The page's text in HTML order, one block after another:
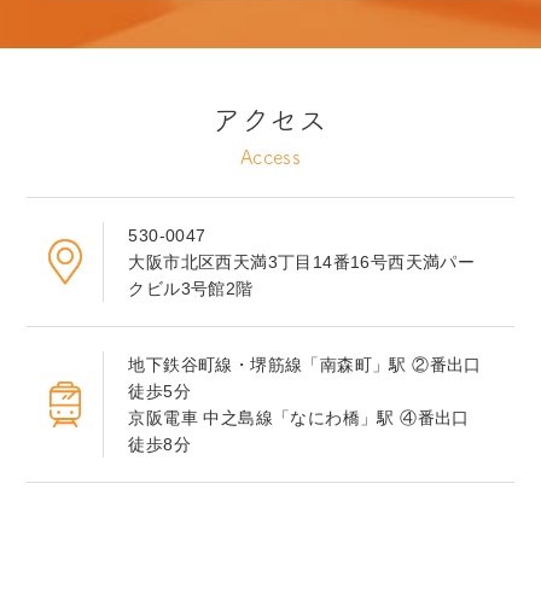
アクセス
Access
530-0047
大阪市北区西天満3丁目14番16号西天満パー
クビル3号館2階
地下鉄谷町線・堺筋線「南森町」駅 ②番出口
徒歩5分
京阪電車 中之島線「なにわ橋」駅 ④番出口
徒歩8分